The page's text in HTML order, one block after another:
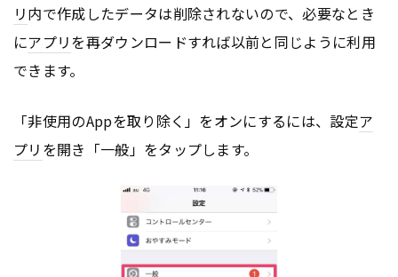
リ内で作成したデータは削除されないので、必要なとき
にアプリを再ダウンロードすれば以前と同じように利用
できます。
「非使用のAppを取り除く」をオンにするには、設定ア
プリ を開き「一般」をタップします。